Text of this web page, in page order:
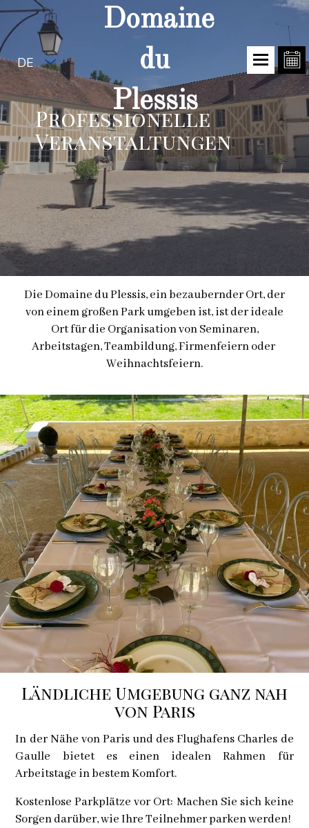
DE
Domaine
du
Plessis
Professionelle
Veranstaltungen
Die Domaine du Plessis, ein bezaubernder Ort, der
von einem großen Park umgeben ist, ist der ideale
Ort für die Organisation von Seminaren,
Arbeitstagen, Teambildung, Firmenfeiern oder
Weihnachtsfeiern.
Ländliche Umgebung ganz nah
von Paris
In der Nähe von Paris und des Flughafens Charles de
Gaulle bietet es einen idealen Rahmen für
Arbeitstage in bestem Komfort.
Kostenlose Parkplätze vor Ort: Machen Sie sich keine
Sorgen darüber, wie Ihre Teilnehmer parken werden!